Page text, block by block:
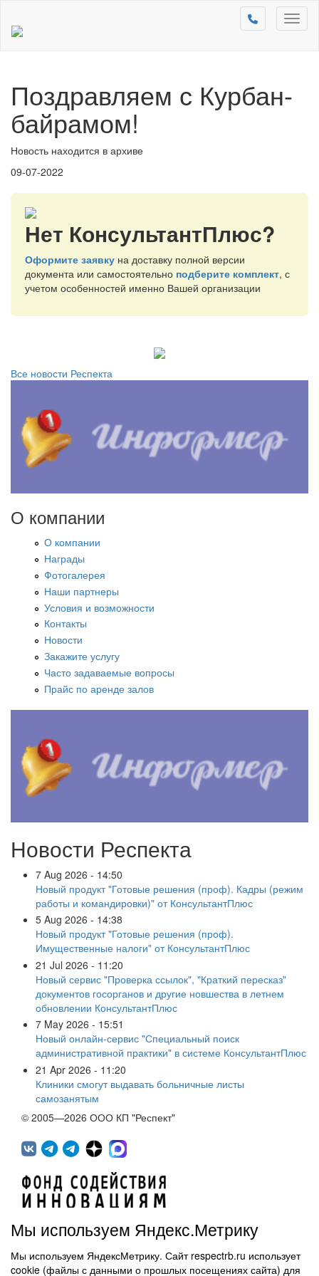
Поздравляем с Курбан-
байрамом!
Новость находится в архиве
09-07-2022
Нет КонсультантПлюс?
Оформите заявку на доставку полной версии
документа или самостоятельно подберите комплект, с
учетом особенностей именно Вашей организации
Все новости Респекта
О компании
О компании
Награды
Фотогалерея
Наши партнеры
Условия и возможности
Контакты
Новости
Закажите услугу
Часто задаваемые вопросы
Прайс по аренде залов
Новости Респекта
7 Aug 2026 - 14:50
Новый продукт "Готовые решения (проф). Кадры (режим
работы и командировки)" от КонсультантПлюс
5 Aug 2026 - 14:38
Новый продукт "Готовые решения (проф).
Имущественные налоги" от КонсультантПлюс
21 Jul 2026 - 11:20
Новый сервис "Проверка ссылок", "Краткий пересказ"
документов госорганов и другие новшества в летнем
обновлении КонсультантПлюс
7 May 2026 - 15:51
Новый онлайн-сервис "Специальный поиск
административной практики" в системе КонсультантПлюс
21 Apr 2026 - 11:20
Клиники смогут выдавать больничные листы
самозанятым
© 2005—2026 ООО КП "Респект"
450071, г.Уфа, ул. 50 лет СССР, д.48 корп.1, офис 307
(347) 291 20 70
Мы используем Яндекс.Метрику
Мы используем ЯндексМетрику. Сайт respectrb.ru использует
cookie (файлы с данными о прошлых посещениях сайта) для